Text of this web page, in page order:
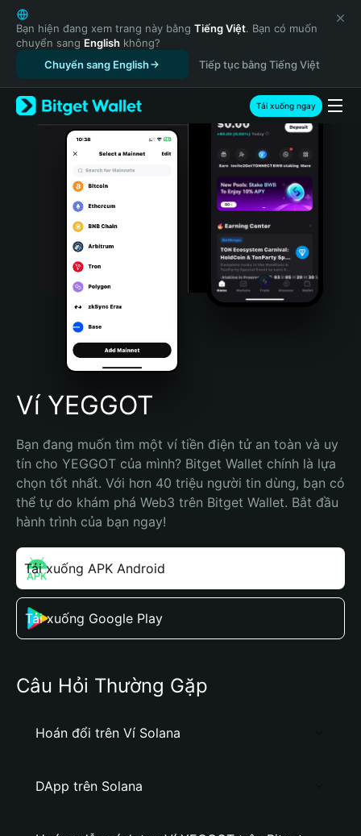
English
日本語
Tiếng Việt
Русский
Español (Latinoamérica)
Türkçe
Italiano
Português (Portugal)
Bahasa Indonesia
Português (Brasil)
Español (Argentina)
Bạn hiện đang xem trang này bằng Tiếng Việt. Bạn có muốn
chuyển sang English không?
Chuyển sang English
Tiếp tục bằng Tiếng Việt
Tải xuống ngay
Ví YEGGOT
Bạn đang muốn tìm một ví tiền điện tử an toàn và uy
tín cho YEGGOT của mình? Bitget Wallet chính là lựa
chọn tốt nhất. Với hơn 40 triệu người tin dùng, bạn có
thể tự do khám phá Web3 trên Bitget Wallet. Bắt đầu
hành trình của bạn ngay!
Tải xuống APK Android
Tải xuống Google Play
Câu Hỏi Thường Gặp
Hoán đổi trên Ví Solana
DApp trên Solana